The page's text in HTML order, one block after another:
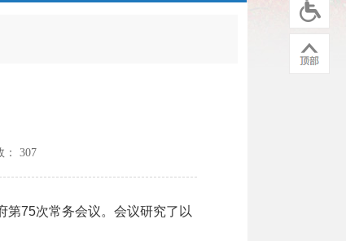
307
75次常务会议。会议研究了以